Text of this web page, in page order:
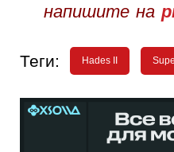
напишите на
Теги: Hades II